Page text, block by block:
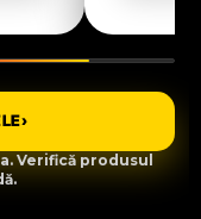
›
Verifică produsul